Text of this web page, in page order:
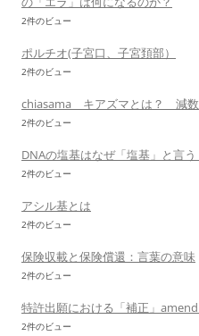
2件のビュー
ポルチオ(子宮口、子宮頚部）
2件のビュー
chiasama キアズマとは？ 減
2件のビュー
DNAの塩基はなぜ「塩基」と言
2件のビュー
アシル基とは
2件のビュー
保険収載と保険償還：言葉の意味
2件のビュー
特許出願における「補正」
2件のビュー